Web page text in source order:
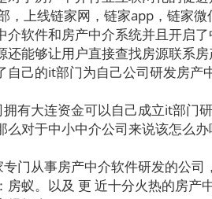
，上线链家网，链家app，链家
介软件和房产中介系统并且开启
还能够让用户直接查找房源联系
自己的it部门为自己公司研发房
有大连资金可以自己成立it部门
么对于中小中介公司来说该怎么
门从事房产中介软件研发的公
房蚁。以及 更 近十分火热的房